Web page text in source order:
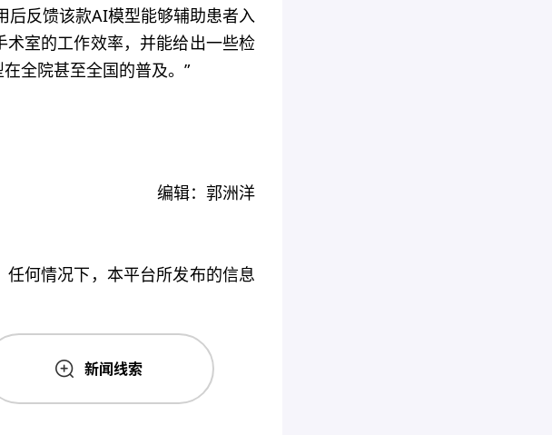
后反馈该款AI模型能够辅助患者入
室的工作效率，并能给出一些检
全院甚至全国的普及。”
编辑：郭洲洋
何情况下，本平台所发布的信息
新闻线索